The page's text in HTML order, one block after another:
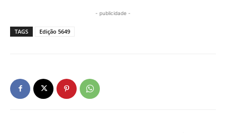
- publicidade -
TAGS Edição 5649